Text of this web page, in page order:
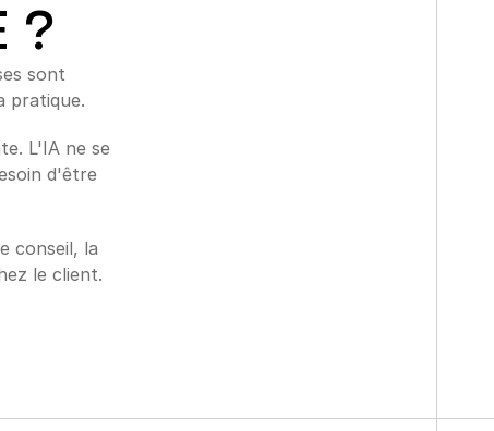
?
sont
pratique.
L'IA ne se
d'être
conseil, la
le client.